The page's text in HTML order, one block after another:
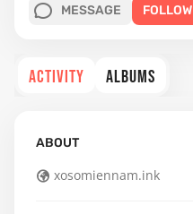
MESSAGE FOLLOW
ACTIVITY ALBUMS
ABOUT
xosomiennam.ink